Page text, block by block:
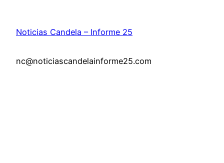
Noticias Candela – Informe 25
nc@noticiascandelainforme25.com